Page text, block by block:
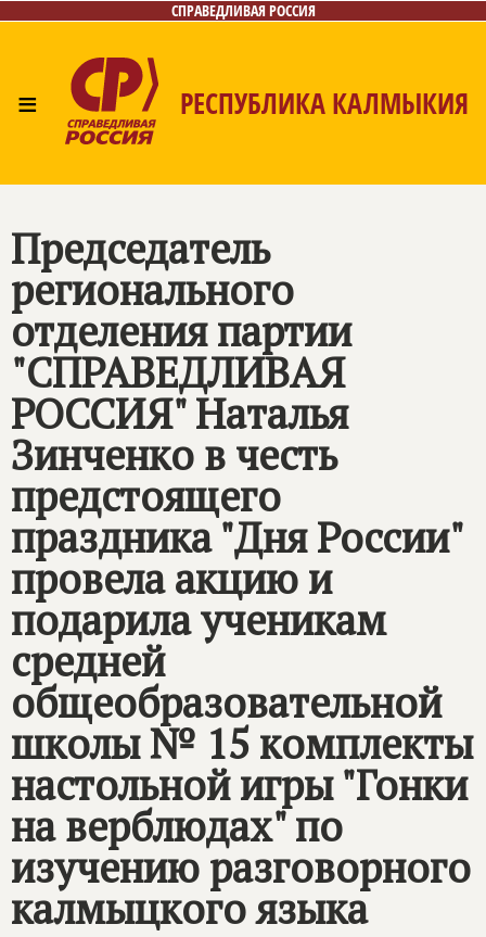
СПРАВЕДЛИВАЯ РОССИЯ
≡ РЕСПУБЛИКА КАЛМЫКИЯ
Председатель
регионального
отделения партии
"СПРАВЕДЛИВАЯ
РОССИЯ" Наталья
Зинченко в честь
предстоящего
праздника "Дня России"
провела акцию и
подарила ученикам
средней
общеобразовательной
школы № 15 комплекты
настольной игры "Гонки
на верблюдах" по
изучению разговорного
калмыцкого языка